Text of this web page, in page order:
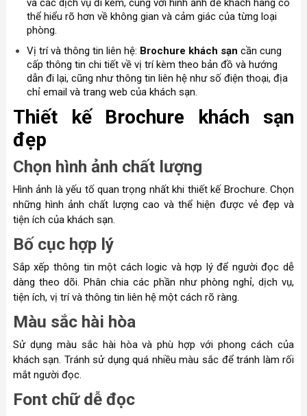
thể hiểu rõ hơn về không gian và cảm giác của từng loại
phòng.
Vị trí và thông tin liên hệ: Brochure khách sạn cần cung
cấp thông tin chi tiết về vị trí kèm theo bản đồ và hướng
dẫn đi lại, cũng như thông tin liên hệ như số điện thoại, địa
chỉ email và trang web của khách sạn.
Thiết kế Brochure khách sạn
đẹp
Chọn hình ảnh chất lượng
Hình ảnh là yếu tố quan trọng nhất khi thiết kế Brochure. Chọn
những hình ảnh chất lượng cao và thể hiện được vẻ đẹp và
tiện ích của khách sạn.
Bố cục hợp lý
Sắp xếp thông tin một cách logic và hợp lý để người đọc dễ
dàng theo dõi. Phân chia các phần như phòng nghỉ, dịch vụ,
tiện ích, vị trí và thông tin liên hệ một cách rõ ràng.
Màu sắc hài hòa
Sử dụng màu sắc hài hòa và phù hợp với phong cách của
khách sạn. Tránh sử dụng quá nhiều màu sắc để tránh làm rối
mắt người đọc.
Font chữ dễ đọc